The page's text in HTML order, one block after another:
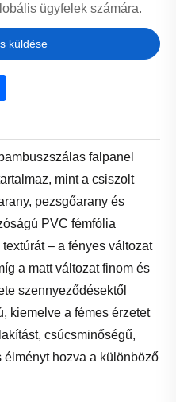
ügyfelek számára.
küldése
falpanel
mint a csiszolt
pezsgőarany és
PVC fémfólia
– a fényes változat
a matt változat finom és
szennyeződésektől
kiemelve a fémes érzetet
csúcsminőségű,
hozva a különböző